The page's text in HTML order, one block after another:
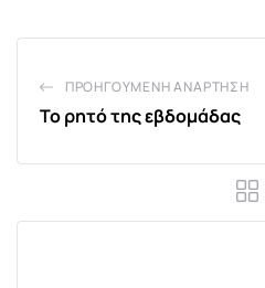
ΠΡΟΗΓΟΎΜΕΝΗ ΑΝΆΡΤΗΣΗ
Το ρητό της εβδομάδας